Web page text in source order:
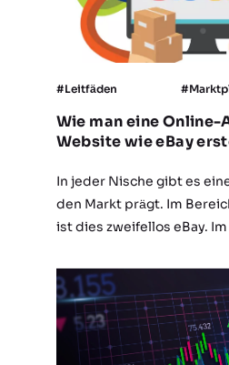
#Leitfäden
Wie man eine
Website wie eBay
In jeder Nische gibt es
den Markt prägt. Im
ist dies zweifellos eBay.
Rangliste der Top-
mit…